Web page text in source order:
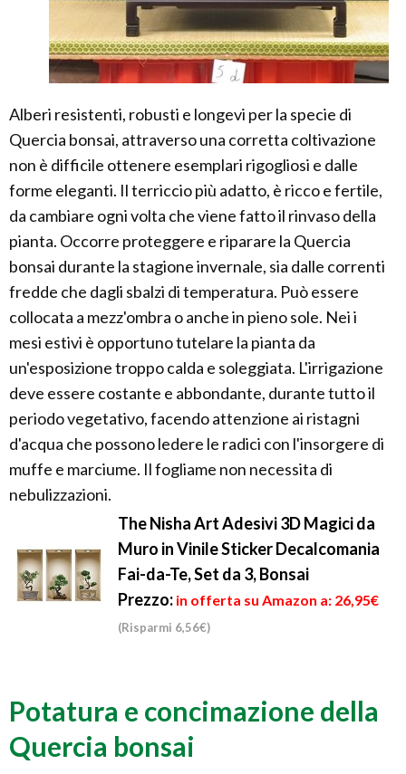
Alberi resistenti, robusti e longevi per la specie di
Quercia bonsai, attraverso una corretta coltivazione
non è difficile ottenere esemplari rigogliosi e dalle
forme eleganti. Il terriccio più adatto, è ricco e fertile,
da cambiare ogni volta che viene fatto il rinvaso della
pianta. Occorre proteggere e riparare la Quercia
bonsai durante la stagione invernale, sia dalle correnti
fredde che dagli sbalzi di temperatura. Può essere
collocata a mezz'ombra o anche in pieno sole. Nei i
mesi estivi è opportuno tutelare la pianta da
un'esposizione troppo calda e soleggiata. L'irrigazione
deve essere costante e abbondante, durante tutto il
periodo vegetativo, facendo attenzione ai ristagni
d'acqua che possono ledere le radici con l'insorgere di
muffe e marciume. Il fogliame non necessita di
nebulizzazioni.
The Nisha Art Adesivi 3D Magici da
Muro in Vinile Sticker Decalcomania
Fai-da-Te, Set da 3, Bonsai
Prezzo: in offerta su Amazon a: 26,95€
(Risparmi 6,56€)
Potatura e concimazione della
Quercia bonsai